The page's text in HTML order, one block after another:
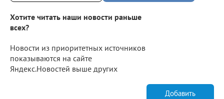
Хотите читать наши новости раньше
всех?
Новости из приоритетных источников
показываются на сайте
Яндекс.Новостей выше других
Добавить